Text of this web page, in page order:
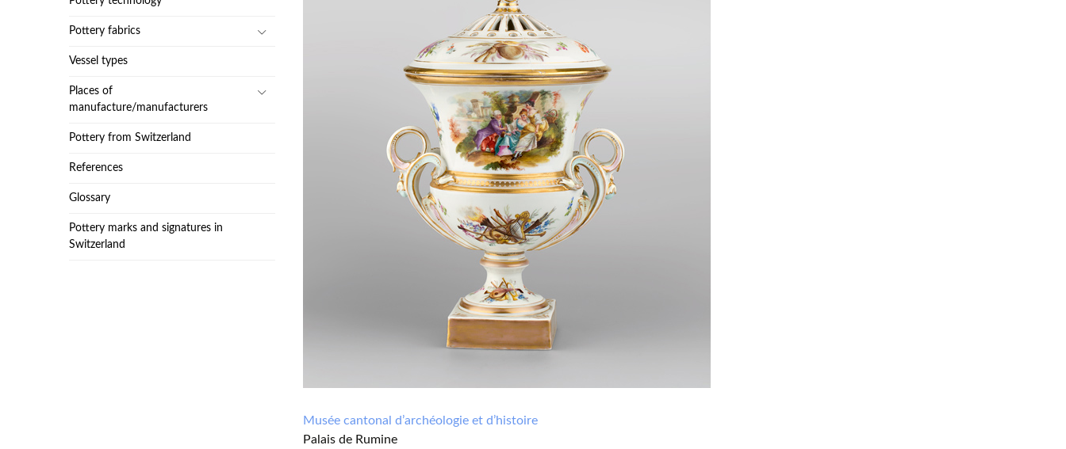
European museums of pottery and
pottery manufacture, museums with
large pottery collections
Pottery films
Musée cantonal d’archéologie et d’histoire
Palais de Rumine
Pottery fabrics
Vessel types
Places of
manufacture/manufacturers
Pottery from Switzerland
References
Glossary
Pottery marks and signatures in
Switzerland